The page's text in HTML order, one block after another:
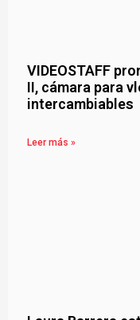
VIDEOSTAFF
II, cámara para
intercambiables
Leer más »